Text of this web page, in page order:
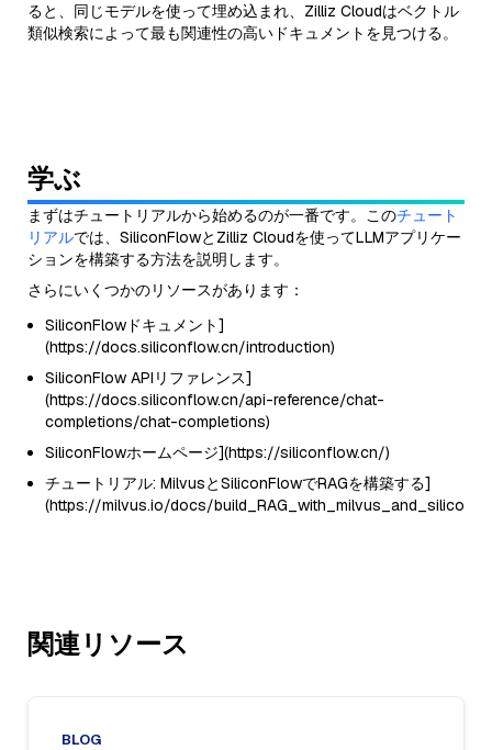
ると、同じモデルを使って埋め込まれ、Zilliz Cloudはベクトル
類似検索によって最も関連性の高いドキュメントを見つける。
学ぶ
まずはチュートリアルから始めるのが一番です。このチュート
リアルでは、SiliconFlowとZilliz Cloudを使ってLLMアプリケー
ションを構築する方法を説明します。
さらにいくつかのリソースがあります：
SiliconFlowドキュメント]
(https://docs.siliconflow.cn/introduction)
SiliconFlow APIリファレンス]
(https://docs.siliconflow.cn/api-reference/chat-
completions/chat-completions)
SiliconFlowホームページ](https://siliconflow.cn/)
チュートリアル: MilvusとSiliconFlowでRAGを構築する]
(https://milvus.io/docs/
関連リソース
BLOG